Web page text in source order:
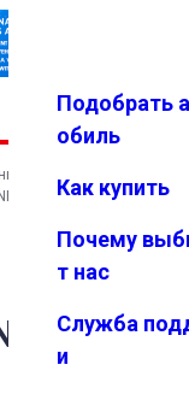
Избранн
Меню
Подобрать
обиль
Как купить
Почему
т нас
Служба
и
ряд
Q45